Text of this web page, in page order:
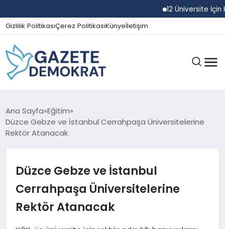
12 Üniversite İçin
Gizlilik PolitikasıÇerez PolitikasıKünyeİletişim
GÜNDEM
EKONOMI
SPOR
Ana Sayfa Eğitim
Düzce Gebze ve İstanbul Cerrahpaşa Üniversitelerine
Rektör Atanacak
Düzce Gebze ve İstanbul
Cerrahpaşa Üniversitelerine
Rektör Atanacak